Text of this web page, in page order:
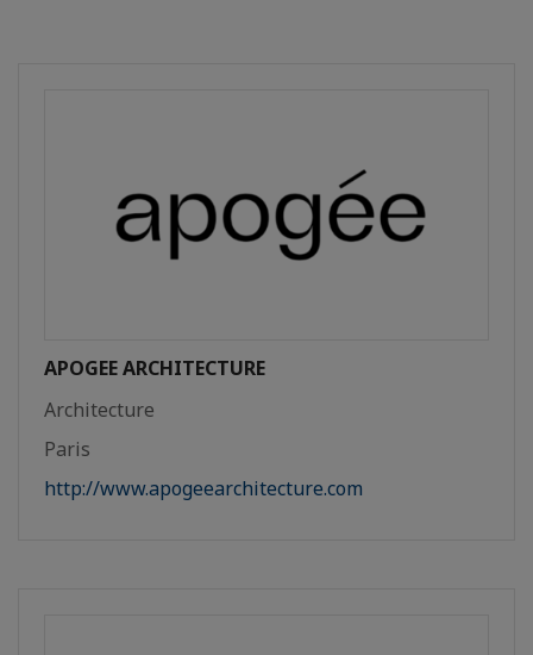
APOGEE ARCHITECTURE
Architecture
Paris
http://www.apogeearchitecture.com